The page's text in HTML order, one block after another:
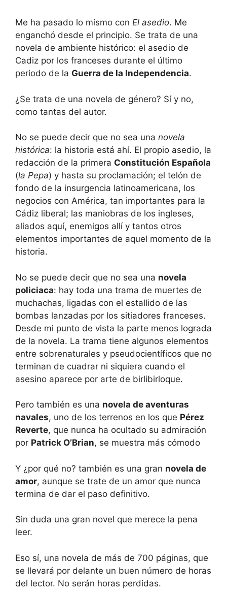
Me ha pasado lo mismo con El asedio. Me
enganchó desde el principio. Se trata de una
novela de ambiente histórico: el asedio de
Cadiz por los franceses durante el último
periodo de la Guerra de la Independencia.
¿Se trata de una novela de género? Sí y no,
como tantas del autor.
No se puede decir que no sea una novela
histórica: la historia está ahí. El propio asedio, la
redacción de la primera Constitución Española
(la Pepa) y hasta su proclamación; el telón de
fondo de la insurgencia latinoamericana, los
negocios con América, tan importantes para la
Cádiz liberal; las maniobras de los ingleses,
aliados aquí, enemigos allí y tantos otros
elementos importantes de aquel momento de la
historia.
No se puede decir que no sea una novela
policiaca: hay toda una trama de muertes de
muchachas, ligadas con el estallido de las
bombas lanzadas por los sitiadores franceses.
Desde mi punto de vista la parte menos lograda
de la novela. La trama tiene algunos elementos
entre sobrenaturales y pseudocientíficos que no
terminan de cuadrar ni siquiera cuando el
asesino aparece por arte de birlibirloque.
Pero también es una novela de aventuras
navales, uno de los terrenos en los que Pérez
Reverte, que nunca ha ocultado su admiración
por Patrick O’Brian, se muestra más cómodo
Y ¿por qué no? también es una gran novela de
amor, aunque se trate de un amor que nunca
termina de dar el paso definitivo.
Sin duda una gran novel que merece la pena
leer.
Eso sí, una novela de más de 700 páginas, que
se llevará por delante un buen número de horas
del lector. No serán horas perdidas.